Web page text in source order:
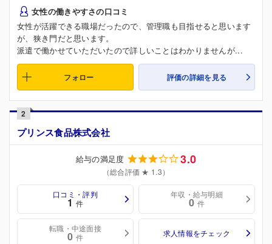
女性の働きやすさの口コミ
女性が活躍できる職場だったので、管理職も目指せると思います
が、狭き門だと思います。
派遣で働かせていただいたので詳しいことはわかりませんが...
フォロー 評価の詳細を見る
2
プリンス食品株式会社
給与の満足度 3.0
（総合評価 ★ 1.3）
口コミ・評判
1 件
年収・給与明細
0 件
転職・中途面接
0 件 求人情報をチェック